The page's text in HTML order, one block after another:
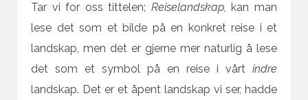
Tar vi for oss tittelen; Reiselandskap,kan man
lese det som et bilde på en konkret reise i et
landskap, men det er gjerne mer naturlig å lese
det som et symbol på en reise i vårt indre
landskap. Det er et åpent landskap vi ser, hadde